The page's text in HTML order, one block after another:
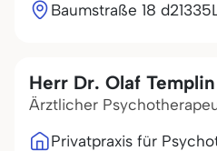
Baumstraße 18 d21335
Herr Dr. Olaf Templin
Ärztlicher
Privatpraxis für